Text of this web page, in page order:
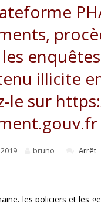
illicite
le sur
bruno Arrêt
les policiers et les